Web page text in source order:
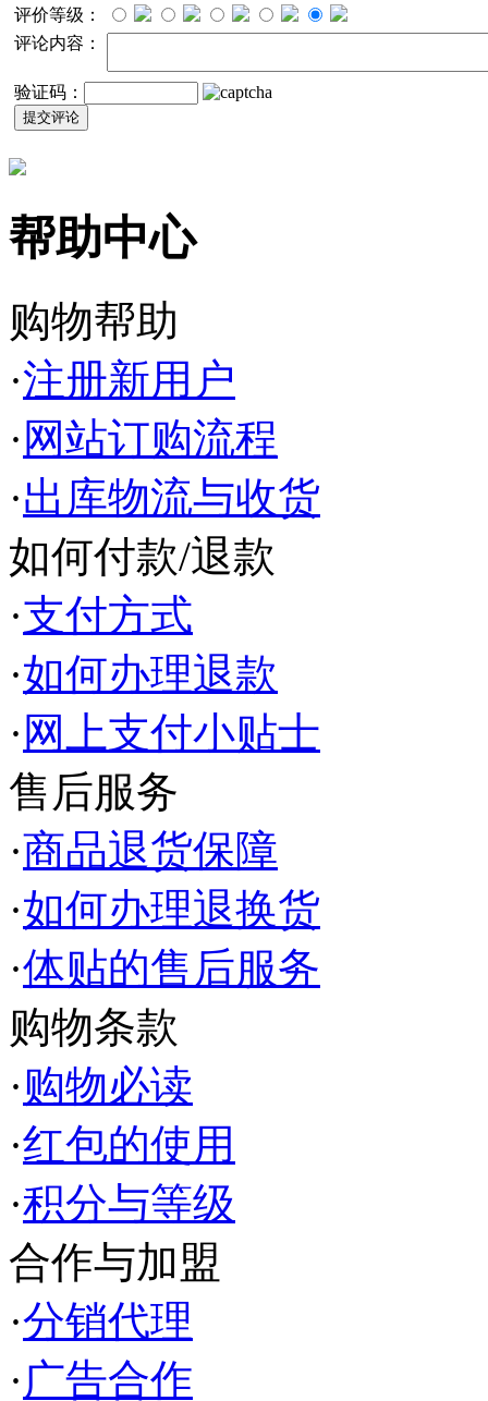
评价等级：
评论内容：
验证码：
帮助中心
购物帮助
·注册新用户
· 网站订购流程
·出库物流与收货
如何付款/退款
·支付方式
·如何办理退款
· 网上支付小贴士
售后服务
·商品退货保障
·如何办理退换货
·体贴的售后服务
购物条款
·购物必读
·红包的使用
·积分与等级
合作与加盟
·分销代理
·广告合作